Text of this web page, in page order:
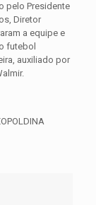
pelo Presidente
Diretor
a equipe e
futebol
auxiliado por